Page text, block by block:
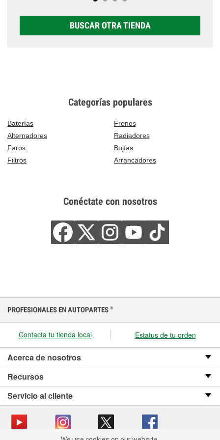
BUSCAR OTRA TIENDA
Categorías populares
Baterías
Frenos
Alternadores
Radiadores
Faros
Bujías
Filtros
Arrancadores
Conéctate con nosotros
PROFESIONALES EN AUTOPARTES ®
Contacta tu tienda local Estatus de tu orden
Acerca de nosotros
Recursos
Servicio al cliente